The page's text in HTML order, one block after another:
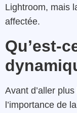
Lightroom, mais
affectée.
Qu’est-
Avant d’aller
l’importance de